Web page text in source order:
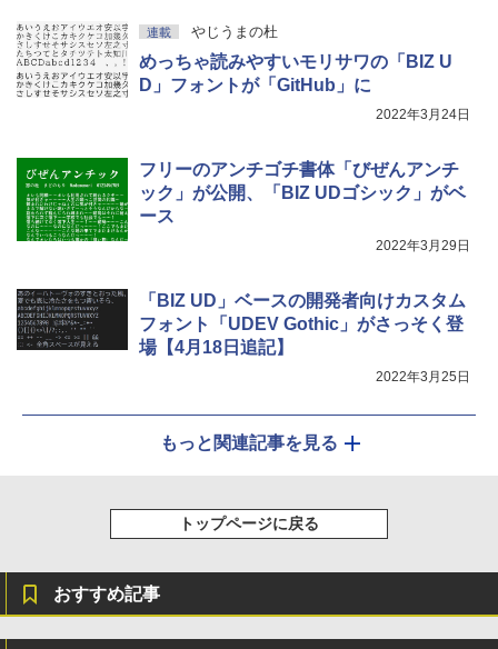
連載 やじうまの杜
めっちゃ読みやすいモリサワの「BIZ U
D」フォントが「GitHub」に
2022年3月24日
フリーのアンチゴチ書体「びぜんアンチ
ック」が公開、「BIZ UDゴシック」がベ
ース
2022年3月29日
「BIZ UD」ベースの開発者向けカスタム
フォント「UDEV Gothic」がさっそく登
場【4月18日追記】
2022年3月25日
もっと関連記事を見る
トップページに戻る
おすすめ記事